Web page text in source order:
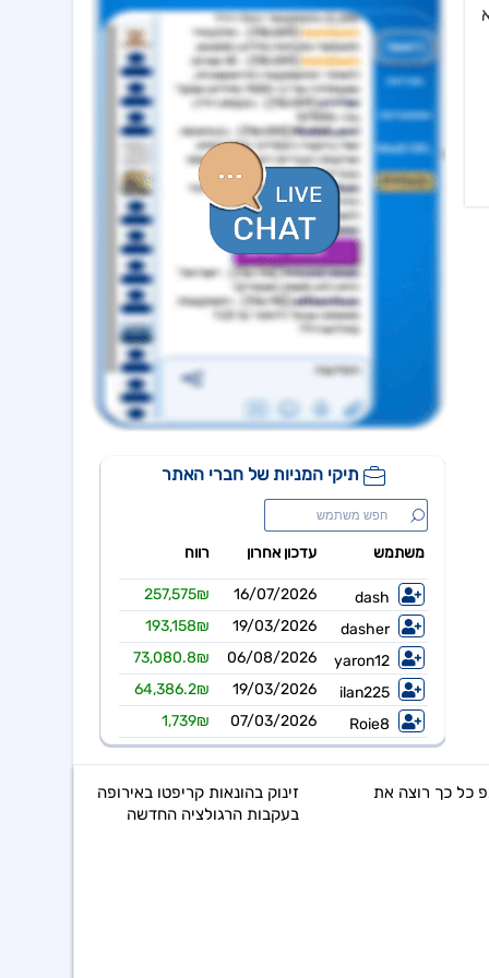
ישראייר גרופ 09:33 05/08/26
איי.סי.אל 09:09 05/08/26
מצגת- דוח רבעון 2 לשנת 2026
ויליפוד אינטרנש 09:02 05/08/26
מצגת משקיעים בעברית
הזמנה ראשונה לפלטפורמת סייבר לסביבה טקטית
ויליפוד אינטרנש
מודיעה על מחיקה מנסדא"ק, תמשיך להיסחר בבורסה בתל אביב
17:46 06/08/26
אפי קפיטל נדל"ן 15:02 06/08/26
כל כך רוצה את
זינוק בהונאות קריפטו באירופה
בעקבות הרגולציה החדשה